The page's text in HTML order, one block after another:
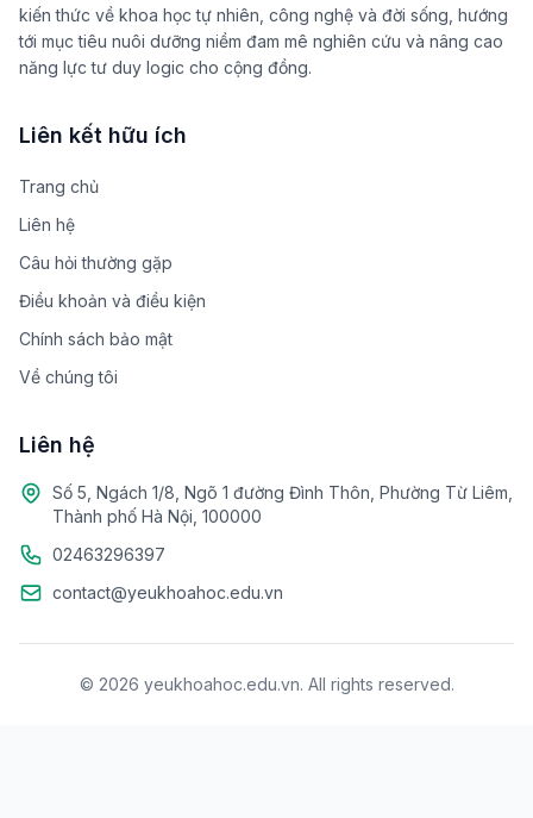
kiến thức về khoa học tự nhiên, công nghệ và đời sống, hướng
tới mục tiêu nuôi dưỡng niềm đam mê nghiên cứu và nâng cao
năng lực tư duy logic cho cộng đồng.
Liên kết hữu ích
Trang chủ
Liên hệ
Câu hỏi thường gặp
Điều khoản và điều kiện
Chính sách bảo mật
Về chúng tôi
Liên hệ
Số 5, Ngách 1/8, Ngõ 1 đường Đình Thôn, Phường Từ Liêm,
Thành phố Hà Nội, 100000
02463296397
contact@yeukhoahoc.edu.vn
© 2026 yeukhoahoc.edu.vn. All rights reserved.